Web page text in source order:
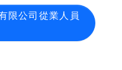
限公司從業人員